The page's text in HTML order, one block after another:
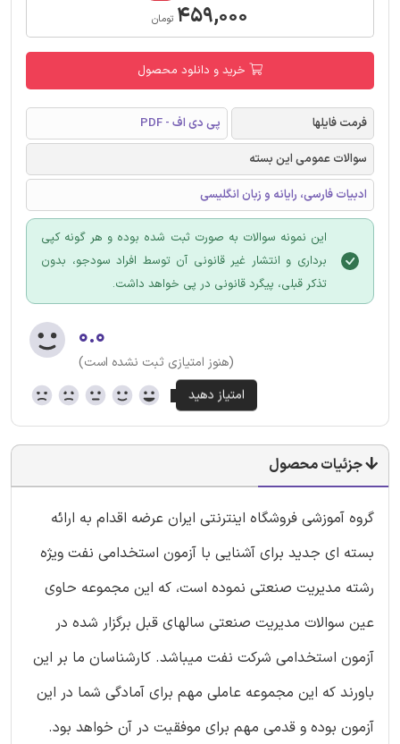
۴۵۹,۰۰۰ تومان
خرید و دانلود محصول
فرمت فایلها
پی دی اف - PDF
سوالات عمومی این بسته
ادبیات فارسی، رایانه و زبان انگلیسی
این نمونه سوالات به صورت ثبت شده بوده و هر گونه کپی
برداری و انتشار غیر قانونی آن توسط افراد سودجو، بدون
تذکر قبلی، پیگرد قانونی در پی خواهد داشت.
۰.۰
(هنوز امتیازی ثبت نشده است)
جزئیات محصول
گروه آموزشی فروشگاه اینترنتی ایران عرضه اقدام به ارائه
بسته ای جدید برای آشنایی با آزمون استخدامی نفت ویژه
رشته مدیریت صنعتی نموده است، که این مجموعه حاوی
عین سوالات مدیریت صنعتی سالهای قبل برگزار شده در
آزمون استخدامی شرکت نفت میباشد. کارشناسان ما بر این
باورند که این مجموعه عاملی مهم برای آمادگی شما در این
آزمون بوده و قدمی مهم برای موفقیت در آن خواهد بود.